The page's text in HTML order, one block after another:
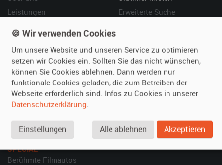
Leistungen
Kundenmeinungen
Erweiterte Suche
Vermieten
Oldtimer anmelden
Fotos senden
Fragen für Vermieter
Inserat verwalten
Hilfe
Häufige Fragen (FAQ)
So funktioniert's
SPECIAL
Berühmte Filmautos –
🍪 Wir verwenden Cookies
Um unsere Website und unseren Service zu optimieren
setzen wir Cookies ein. Sollten Sie das nicht wünschen,
können Sie Cookies ablehnen. Dann werden nur
funktionale Cookies geladen, die zum Betreiben der
Webseite erforderlich sind. Infos zu Cookies in unserer
Datenschutzerklärung.
Einstellungen Alle ablehnen Akzeptieren